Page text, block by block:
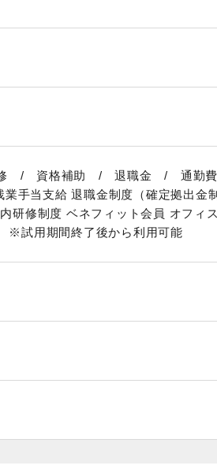
/ 資格補助 / 退職金 / 通勤費
手当支給 退職金制度（確定拠出金
研修制度 ベネフィット会員 オフィ
試用期間終了後から利用可能